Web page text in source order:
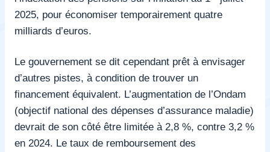
2025, pour économiser temporairement quatre
milliards d’euros.
Le gouvernement se dit cependant prêt à envisager
d’autres pistes, à condition de trouver un
financement équivalent. L’augmentation de l’Ondam
(objectif national des dépenses d’assurance maladie)
devrait de son côté être limitée à 2,8 %, contre 3,2 %
en 2024. Le taux de remboursement des